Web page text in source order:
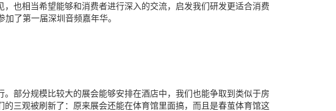
也相当希望能够和消费者进行深入的交流，启发我们研发更适合消费
了第一届深圳音频嘉年华。
部分规模比较大的展会能够安排在酒店中，我们也能争取到类似于房
三观被刷新了：原来展会还能在体育馆里面搞，而且是春茧体育馆这